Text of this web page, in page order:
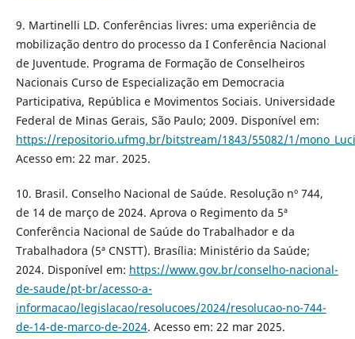
9. Martinelli LD. Conferências livres: uma experiência de
mobilização dentro do processo da I Conferência Nacional
de Juventude. Programa de Formação de Conselheiros
Nacionais Curso de Especialização em Democracia
Participativa, República e Movimentos Sociais. Universidade
Federal de Minas Gerais, São Paulo; 2009. Disponível em:
https://repositorio.ufmg.br/bitstream/1843/55082/1/
Acesso em: 22 mar. 2025.
10. Brasil. Conselho Nacional de Saúde. Resolução nº 744,
de 14 de março de 2024. Aprova o Regimento da 5ª
Conferência Nacional de Saúde do Trabalhador e da
Trabalhadora (5ª CNSTT). Brasília: Ministério da Saúde;
2024. Disponível em: https://www.gov.br/conselho-nacional-
de-saude/pt-br/acesso-a-
informacao/legislacao/resolucoes/2024/resolucao-no-744-
de-14-de-marco-de-2024. Acesso em: 22 mar 2025.